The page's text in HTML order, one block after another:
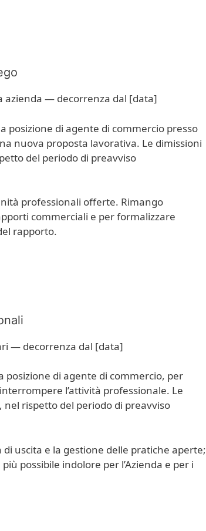
azienda — decorrenza dal [data]
posizione di agente di commercio presso
nuova proposta lavorativa. Le dimissioni
del periodo di preavviso
professionali offerte. Rimango
commerciali e per formalizzare
rapporto.
— decorrenza dal [data]
posizione di agente di commercio, per
l’attività professionale. Le
rispetto del periodo di preavviso
uscita e la gestione delle pratiche aperte;
possibile indolore per l’Azienda e per i